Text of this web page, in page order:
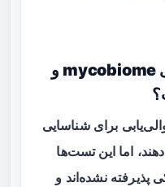
۵. آیا تست‌های بالینی برای mycobiome و
برای شناسایی
اما این تست‌ها
پذیرفته نشده‌اند و